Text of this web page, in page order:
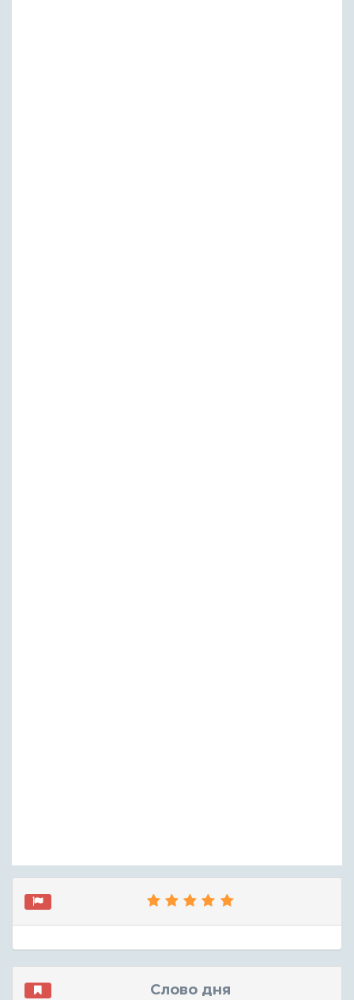
Слово дня